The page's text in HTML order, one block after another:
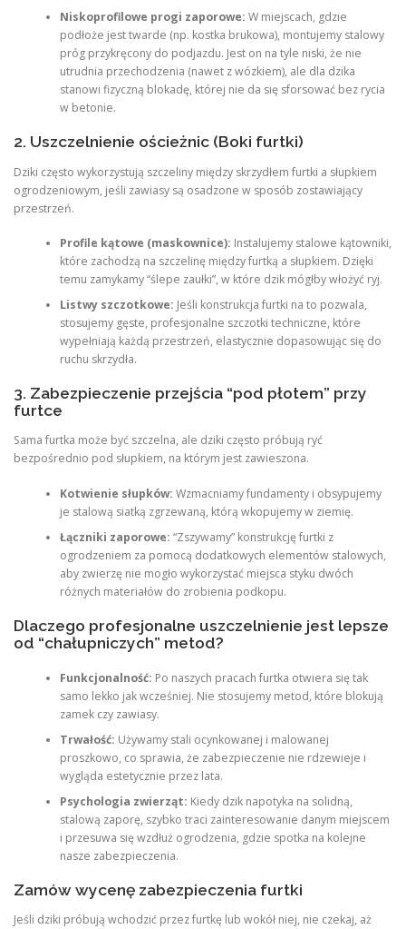
Niskoprofilowe progi zaporowe: W miejscach, gdzie
podłoże jest twarde (np. kostka brukowa), montujemy stalowy
próg przykręcony do podjazdu. Jest on na tyle niski, że nie
utrudnia przechodzenia (nawet z wózkiem), ale dla dzika
stanowi fizyczną blokadę, której nie da się sforsować bez rycia
w betonie.
2. Uszczelnienie ościeżnic (Boki furtki)
Dziki często wykorzystują szczeliny między skrzydłem furtki a słupkiem
ogrodzeniowym, jeśli zawiasy są osadzone w sposób zostawiający
przestrzeń.
Profile kątowe (maskownice): Instalujemy stalowe kątowniki,
które zachodzą na szczelinę między furtką a słupkiem. Dzięki
temu zamykamy “ślepe zaułki”, w które dzik mógłby włożyć ryj.
Listwy szczotkowe: Jeśli konstrukcja furtki na to pozwala,
stosujemy gęste, profesjonalne szczotki techniczne, które
wypełniają każdą przestrzeń, elastycznie dopasowując się do
ruchu skrzydła.
3. Zabezpieczenie przejścia “pod płotem” przy
furtce
Sama furtka może być szczelna, ale dziki często próbują ryć
bezpośrednio pod słupkiem, na którym jest zawieszona.
Kotwienie słupków: Wzmacniamy fundamenty i obsypujemy
je stalową siatką zgrzewaną, którą wkopujemy w ziemię.
Łączniki zaporowe: “Zszywamy” konstrukcję furtki z
ogrodzeniem za pomocą dodatkowych elementów stalowych,
aby zwierzę nie mogło wykorzystać miejsca styku dwóch
różnych materiałów do zrobienia podkopu.
Dlaczego profesjonalne uszczelnienie jest lepsze
od “chałupniczych” metod?
Funkcjonalność: Po naszych pracach furtka otwiera się tak
samo lekko jak wcześniej. Nie stosujemy metod, które blokują
zamek czy zawiasy.
Trwałość: Używamy stali ocynkowanej i malowanej
proszkowo, co sprawia, że zabezpieczenie nie rdzewieje i
wygląda estetycznie przez lata.
Psychologia zwierząt: Kiedy dzik napotyka na solidną,
stalową zaporę, szybko traci zainteresowanie danym miejscem
i przesuwa się wzdłuż ogrodzenia, gdzie spotka na kolejne
nasze zabezpieczenia.
Zamów wycenę zabezpieczenia furtki
Jeśli dziki próbują wchodzić przez furtkę lub wokół niej, nie czekaj, aż